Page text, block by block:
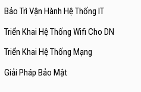
Bảo Trì Vận Hành Hệ Thống IT
Triển Khai Hệ Thống Wifi Cho DN
Triển Khai Hệ Thống Mạng
Giải Pháp Bảo Mật